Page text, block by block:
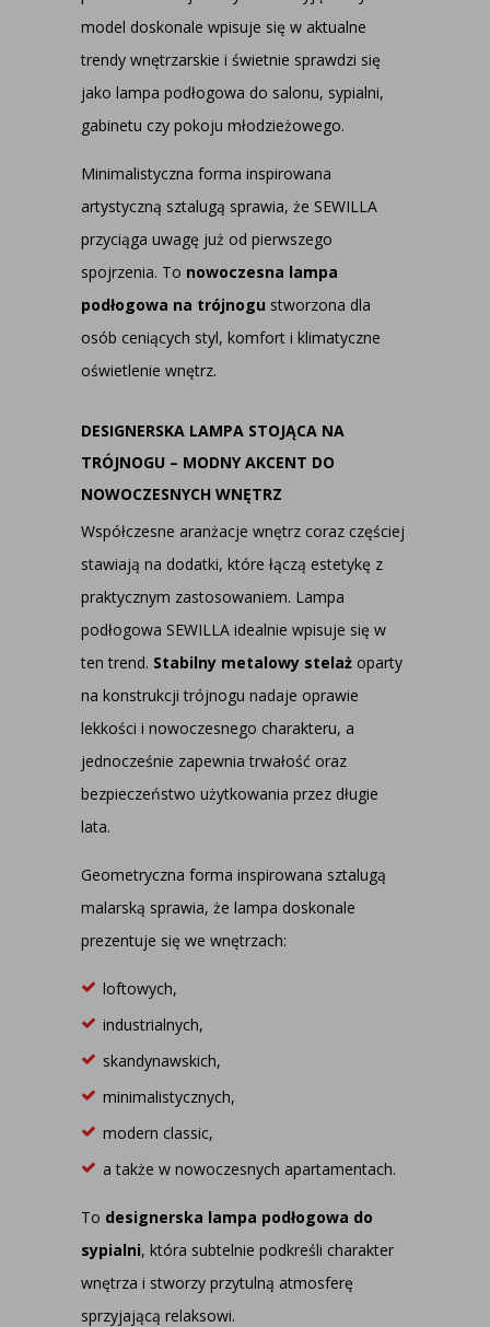
model doskonale wpisuje się w aktualne
trendy wnętrzarskie i świetnie sprawdzi się
jako lampa podłogowa do salonu, sypialni,
gabinetu czy pokoju młodzieżowego.
Minimalistyczna forma inspirowana
artystyczną sztalugą sprawia, że SEWILLA
przyciąga uwagę już od pierwszego
spojrzenia. To nowoczesna lampa
podłogowa na trójnogu stworzona dla
osób ceniących styl, komfort i klimatyczne
oświetlenie wnętrz.
DESIGNERSKA LAMPA STOJĄCA NA
TRÓJNOGU – MODNY AKCENT DO
NOWOCZESNYCH WNĘTRZ
Współczesne aranżacje wnętrz coraz częściej
stawiają na dodatki, które łączą estetykę z
praktycznym zastosowaniem. Lampa
podłogowa SEWILLA idealnie wpisuje się w
ten trend. Stabilny metalowy stelaż oparty
na konstrukcji trójnogu nadaje oprawie
lekkości i nowoczesnego charakteru, a
jednocześnie zapewnia trwałość oraz
bezpieczeństwo użytkowania przez długie
lata.
Geometryczna forma inspirowana sztalugą
malarską sprawia, że lampa doskonale
prezentuje się we wnętrzach:
loftowych,
industrialnych,
skandynawskich,
minimalistycznych,
modern classic,
a także w nowoczesnych apartamentach.
To designerska lampa podłogowa do
sypialni, która subtelnie podkreśli charakter
wnętrza i stworzy przytulną atmosferę
sprzyjającą relaksowi.